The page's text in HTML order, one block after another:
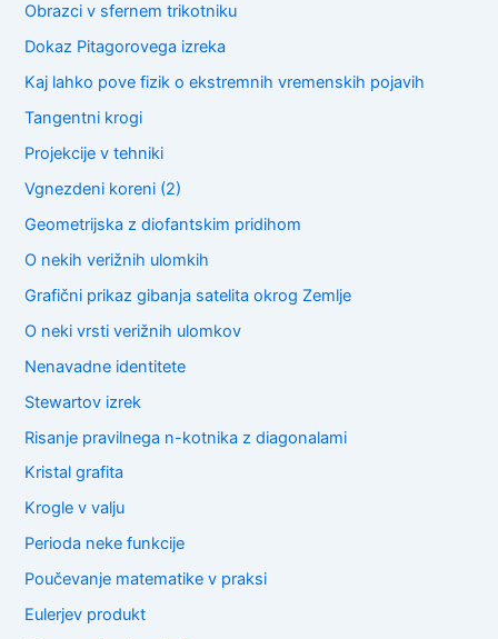
Obrazci v sfernem trikotniku
Dokaz Pitagorovega izreka
Kaj lahko pove fizik o ekstremnih vremenskih pojavih
Tangentni krogi
Projekcije v tehniki
Vgnezdeni koreni (2)
Geometrijska z diofantskim pridihom
O nekih verižnih ulomkih
Grafični prikaz gibanja satelita okrog Zemlje
O neki vrsti verižnih ulomkov
Nenavadne identitete
Stewartov izrek
Risanje pravilnega n-kotnika z diagonalami
Kristal grafita
Krogle v valju
Perioda neke funkcije
Poučevanje matematike v praksi
Eulerjev produkt